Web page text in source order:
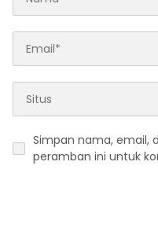
Simpan nama, email,
peramban ini untuk